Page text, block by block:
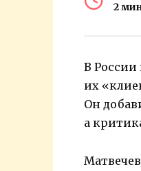
2
В России
их
Он
а